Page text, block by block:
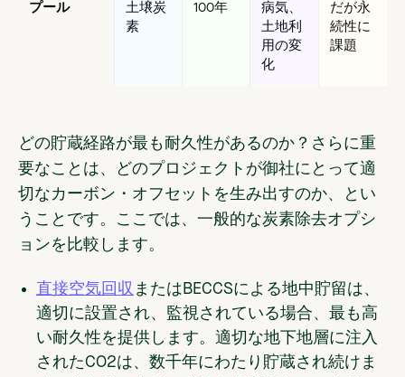
プール
土壌炭
素
100年
病気、
土地利
用の変
化
だが永
続性に
課題
どの貯蔵経路が最も耐久性があるのか？さらに重
要なことは、どのプロジェクトが御社にとって適
切なカーボン・オフセットを生み出すのか、とい
うことです。ここでは、一般的な炭素除去オプシ
ョンを比較します。
直接空気回収 またはBECCSによる地中貯留は、
適切に設置され、監視されている場合、最も高
い耐久性を提供します。適切な地下地層に注入
されたCO2は、数千年にわたり貯蔵され続けま